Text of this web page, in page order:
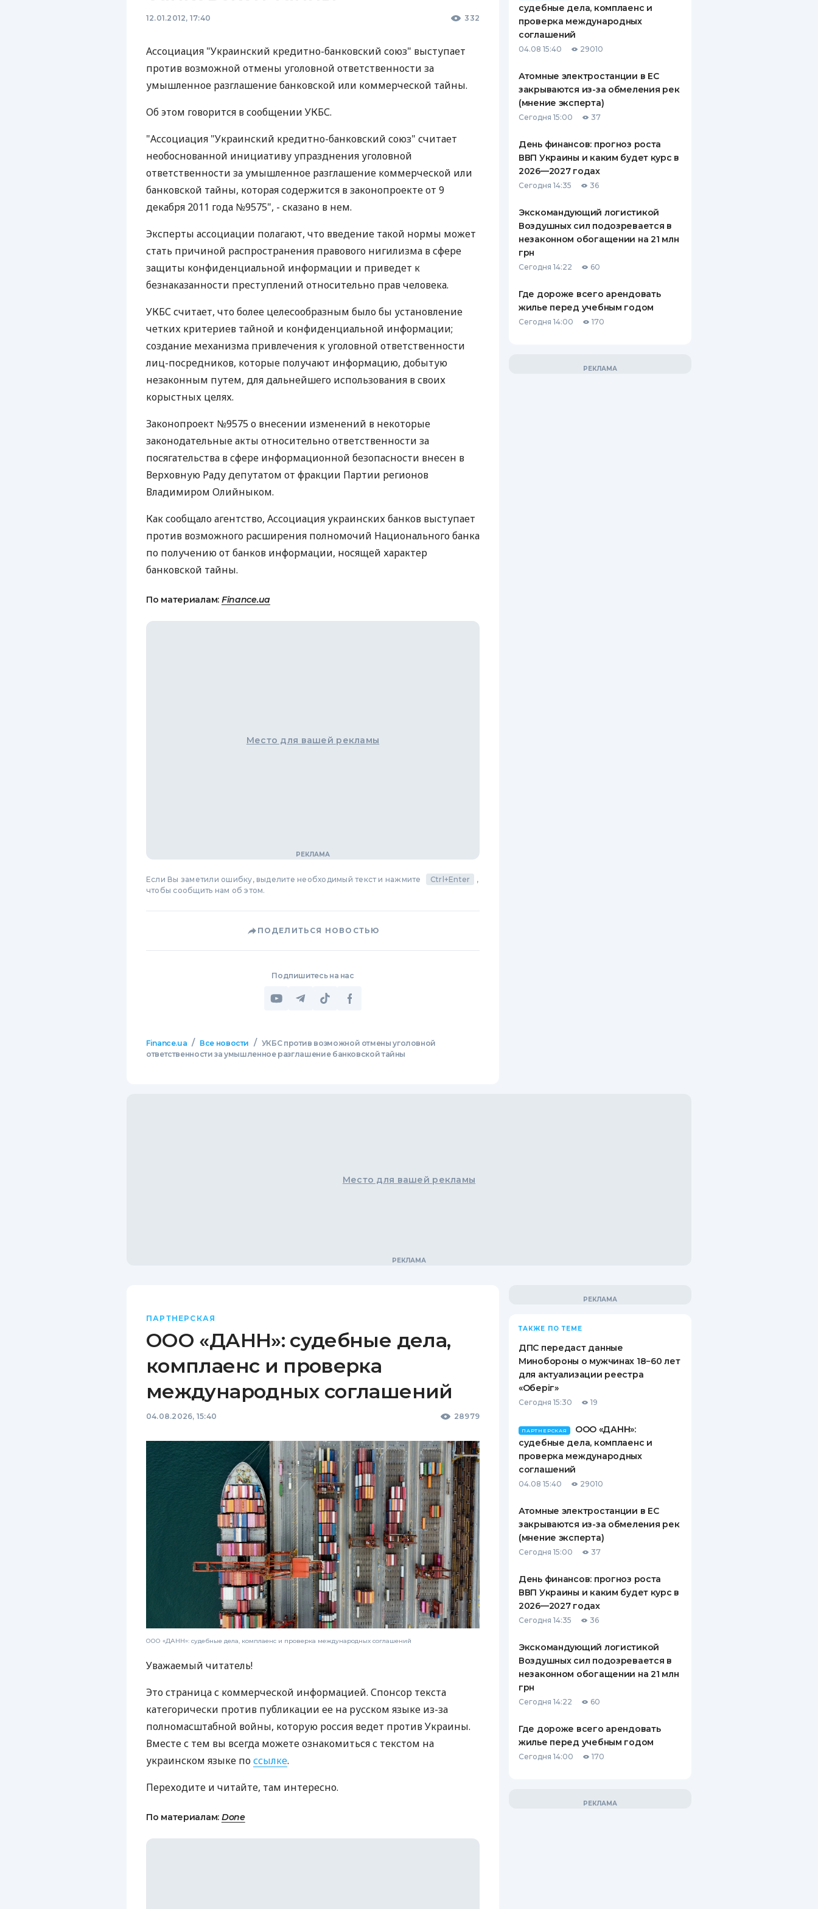
ЕЖЕМЕСЯЧНЫЙ ОБЗОР
ПУТЕВОДИТЕЛИ ПО
БАНКОВСКИМ КАРТАМ
ПУТЕВОДИТЕЛИ ПО
СТРАХОВАНИЮ
СТРАХОВЫЕ КОМПАНИИ
ОТЗЫВЫ О СТРАХОВЫХ
КОМПАНИЯХ
ДОСТАВКА И ОПЛАТА
КОНТАКТЫ
12.01.2012, 17:40 332
Ассоциация "Украинский кредитно-банковский союз" выступает
против возможной отмены уголовной ответственности за
умышленное разглашение банковской или коммерческой тайны.
Об этом говорится в сообщении УКБС.
"Ассоциация "Украинский кредитно-банковский союз" считает
необоснованной инициативу упразднения уголовной
ответственности за умышленное разглашение коммерческой или
банковской тайны, которая содержится в законопроекте от 9
декабря 2011 года №9575", - сказано в нем.
Эксперты ассоциации полагают, что введение такой нормы может
стать причиной распространения правового нигилизма в сфере
защиты конфиденциальной информации и приведет к
безнаказанности преступлений относительно прав человека.
УКБС считает, что более целесообразным было бы установление
четких критериев тайной и конфиденциальной информации;
создание механизма привлечения к уголовной ответственности
лиц-посредников, которые получают информацию, добытую
незаконным путем, для дальнейшего использования в своих
корыстных целях.
Законопроект №9575 о внесении изменений в некоторые
законодательные акты относительно ответственности за
посягательства в сфере информационной безопасности внесен в
Верховную Раду депутатом от фракции Партии регионов
Владимиром Олийныком.
Как сообщало агентство, Ассоциация украинских банков выступает
против возможного расширения полномочий Национального банка
по получению от банков информации, носящей характер
банковской тайны.
По материалам: Finance.ua
Место для вашей рекламы
Если Вы заметили ошибку, выделите необходимый текст и нажмите Ctrl+Enter
,
чтобы сообщить нам об этом.
ПОДЕЛИТЬСЯ НОВОСТЬЮ
Подпишитесь на нас
Finance.ua / Все новости / УКБС против возможной отмены уголовной
ответственности за умышленное разглашение банковской тайны
судебные дела, комплаенс и
проверка международных
соглашений
04.08 15:40 29010
Атомные электростанции в ЕС
закрываются из-за обмеления рек
(мнение эксперта)
Сегодня 15:00 37
День финансов: прогноз роста
ВВП Украины и каким будет курс в
2026—2027 годах
Сегодня 14:35 36
Экскомандующий логистикой
Воздушных сил подозревается в
незаконном обогащении на 21 млн
грн
Сегодня 14:22 60
Где дороже всего арендовать
жилье перед учебным годом
Сегодня 14:00 170
Место для вашей рекламы
ПАРТНЕРСКАЯ
ООО «ДАНН»: судебные дела,
комплаенс и проверка
международных соглашений
04.08.2026, 15:40 28979
ООО «ДАНН»: судебные дела, комплаенс и проверка международных соглашений
Уважаемый читатель!
Это страница с коммерческой информацией. Спонсор текста
категорически против публикации ее на русском языке из-за
полномасштабной войны, которую россия ведет против Украины.
Вместе с тем вы всегда можете ознакомиться с текстом на
украинском языке поссылке.
Переходите и читайте, там интересно.
По материалам: Done
ТАКЖЕ ПО ТЕМЕ
ДПС передаст данные
Минобороны о мужчинах 18−60 лет
для актуализации реестра
«Оберіг»
Сегодня 15:30 19
ПАРТНЕРСКАЯ
ООО «ДАНН»:
судебные дела, комплаенс и
проверка международных
соглашений
04.08 15:40 29010
Атомные электростанции в ЕС
закрываются из-за обмеления рек
(мнение эксперта)
Сегодня 15:00 37
День финансов: прогноз роста
ВВП Украины и каким будет курс в
2026—2027 годах
Сегодня 14:35 36
Экскомандующий логистикой
Воздушных сил подозревается в
незаконном обогащении на 21 млн
грн
Сегодня 14:22 60
Где дороже всего арендовать
жилье перед учебным годом
Сегодня 14:00 170